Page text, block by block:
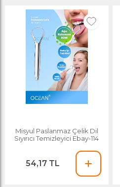
Misyul Paslanmaz Çelik Dil
Sıyırıcı Temizleyici Ebay-114
54,17 TL